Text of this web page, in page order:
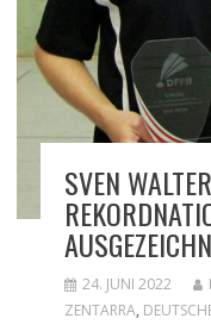
SVEN
24. JUNI 2022
ZENTARRA,